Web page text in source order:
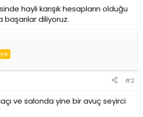
hayli karışık hesapların olduğu
başarılar diliyoruz.
#2
ve salonda yine bir avuç seyirci